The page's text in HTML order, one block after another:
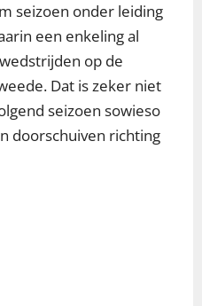
seizoen onder leiding
een enkeling al
op de
Dat is zeker niet
seizoen sowieso
doorschuiven richting